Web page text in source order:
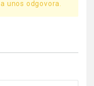
unos odgovora.